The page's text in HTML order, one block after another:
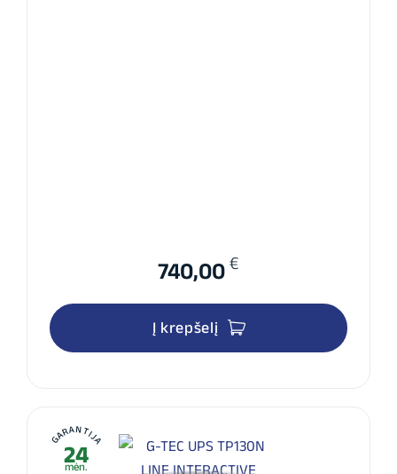
740,00 €
Į krepšelį
GARANTIJA
24
mėn.